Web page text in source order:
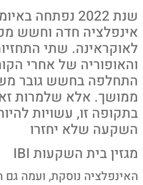
שנת 2022 נפתחה
אינפלציה חדה וחשש
לאוקראינה. שתי
והאופוריה של אחרי
התחלפה בחשש גובר
ממושך. אלא שלמרות
בתקופה זו, עשויות
השקעה שלא יחזרו
מגזין בית השקעות IBI
האינפלציה נוסקת, ועמה גם